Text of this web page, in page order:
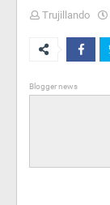
Trujillando
Blogger news